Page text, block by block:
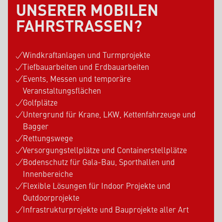
UNSERER MOBILEN
FAHRSTRASSEN?
Windkraftanlagen und Turmprojekte
Tiefbauarbeiten und Erdbauarbeiten
Events, Messen und temporäre
Veranstaltungsflächen
Golfplätze
Untergrund für Krane, LKW, Kettenfahrzeuge und
Bagger
Rettungswege
Versorgungstellplätze und Containerstellplätze
Bodenschutz für Gala-Bau, Sporthallen und
Innenbereiche
Flexible Lösungen für Indoor Projekte und
Outdoorprojekte
Infrastrukturprojekte und Bauprojekte aller Art